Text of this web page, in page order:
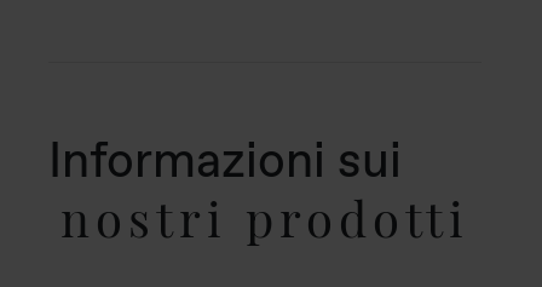
Informazioni sui
nostri prodotti